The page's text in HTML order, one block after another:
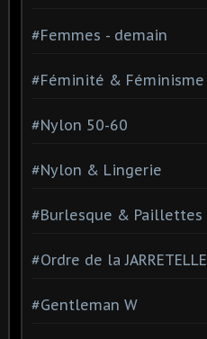
#Femmes - demain
#Féminité & Féminisme
#Nylon 50-60
#Nylon & Lingerie
#Burlesque & Paillettes
#Ordre de la JARRETELLE
#Gentleman W